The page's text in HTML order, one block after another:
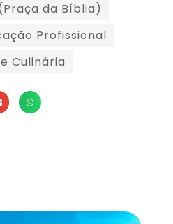
da Bíblia)
Profissional
Culinária